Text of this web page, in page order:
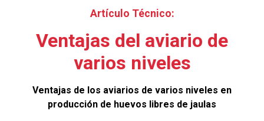
Artículo Técnico:
Ventajas del aviario de
varios niveles
Ventajas de los aviarios de varios niveles en
producción de huevos libres de jaulas